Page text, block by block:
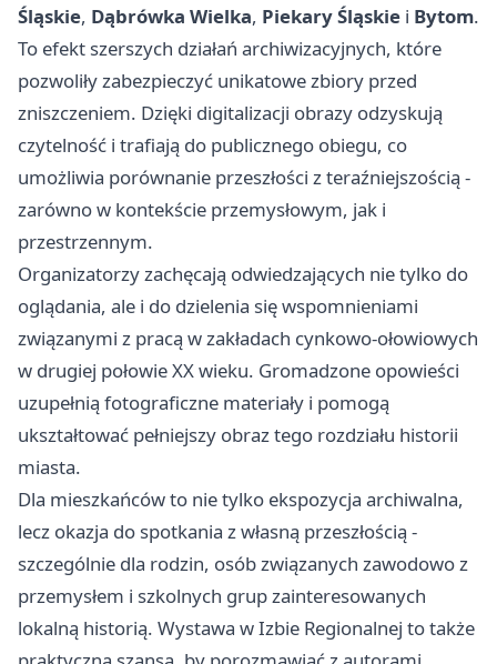
Śląskie, Dąbrówka Wielka, Piekary Śląskie i Bytom.
To efekt szerszych działań archiwizacyjnych, które
pozwoliły zabezpieczyć unikatowe zbiory przed
zniszczeniem. Dzięki digitalizacji obrazy odzyskują
czytelność i trafiają do publicznego obiegu, co
umożliwia porównanie przeszłości z teraźniejszością -
zarówno w kontekście przemysłowym, jak i
przestrzennym.
Organizatorzy zachęcają odwiedzających nie tylko do
oglądania, ale i do dzielenia się wspomnieniami
związanymi z pracą w zakładach cynkowo-ołowiowych
w drugiej połowie XX wieku. Gromadzone opowieści
uzupełnią fotograficzne materiały i pomogą
ukształtować pełniejszy obraz tego rozdziału historii
miasta.
Dla mieszkańców to nie tylko ekspozycja archiwalna,
lecz okazja do spotkania z własną przeszłością -
szczególnie dla rodzin, osób związanych zawodowo z
przemysłem i szkolnych grup zainteresowanych
lokalną historią. Wystawa w Izbie Regionalnej to także